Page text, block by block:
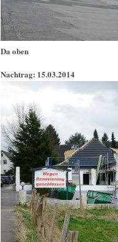
Da oben
Nachtrag: 15.03.2014